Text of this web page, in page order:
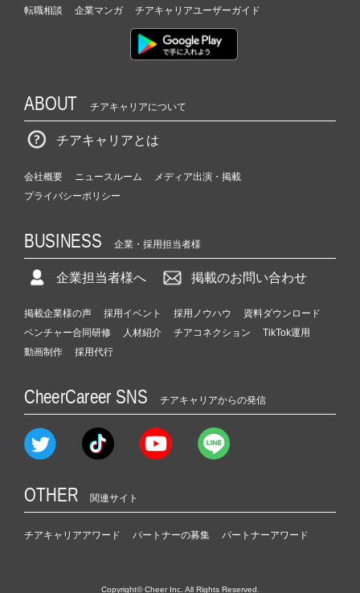
転職相談
企業マンガ チアキャリアユーザーガイド
ABOUT チアキャリアについて
チアキャリアとは
会社概要 ニュースルーム
メディア出演・掲載
プライバシーポリシー
BUSINESS 企業・採用担当者様
企業担当者様へ 掲載のお問い合わせ
掲載企業様の声 採用イベント 採用ノウハウ
資料ダウンロード
ベンチャー合同研修
人材紹介 チアコネクション
TikTok運用
動画制作
採用代行
CheerCareer SNS チアキャリアからの発信
OTHER 関連サイト
チアキャリアアワード パートナーの募集 パートナーアワード
Copyright© Cheer Inc. All Rights Reserved.